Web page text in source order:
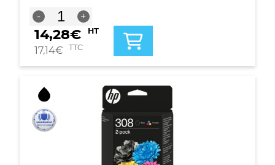
-
quantité
de
Cartouche
d'encre
HP
couleur
-
7FP2UE
+
14,28€ HT
17,14€ TTC